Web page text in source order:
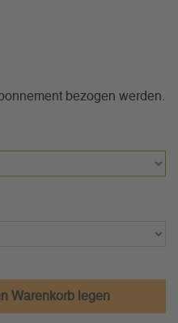
bezogen werden.
Warenkorb legen